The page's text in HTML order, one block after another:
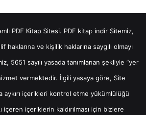
PDF Kitap Sitesi. PDF kitap indirSitemiz,
haklarına ve kişilik haklarına saygılı olmayı
5651 sayılı yasada tanımlanan şekliyle “yer
vermektedir. İlgili yasaya göre, Site
aykırı içerikleri kontrol etme yükümlülüğü
içeren içeriklerin kaldırılması için bizlere